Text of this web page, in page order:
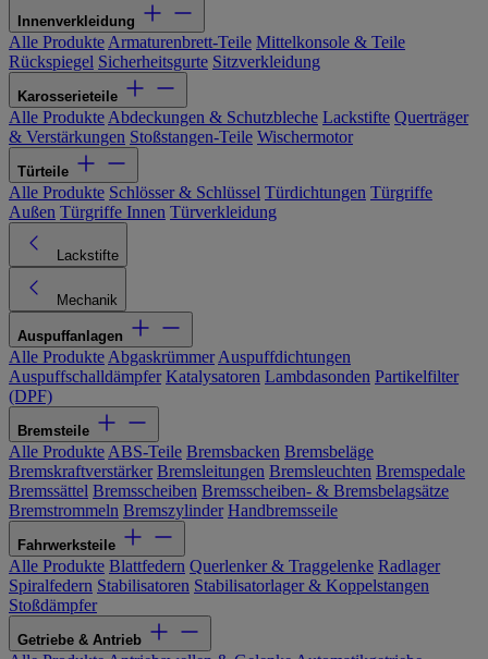
Innenverkleidung
Alle Produkte Armaturenbrett-Teile Mittelkonsole & Teile
Rückspiegel Sicherheitsgurte Sitzverkleidung
Karosserieteile
Alle Produkte Abdeckungen & Schutzbleche Lackstifte Querträger
& Verstärkungen Stoßstangen-Teile Wischermotor
Türteile
Alle Produkte Schlösser & Schlüssel Türdichtungen Türgriffe
Außen Türgriffe Innen Türverkleidung
Lackstifte
Mechanik
Auspuffanlagen
Alle Produkte Abgaskrümmer Auspuffdichtungen
Auspuffschalldämpfer Katalysatoren Lambdasonden Partikelfilter
(DPF)
Bremsteile
Alle Produkte ABS-Teile Bremsbacken Bremsbeläge
Bremskraftverstärker Bremsleitungen Bremsleuchten Bremspedale
Bremssättel Bremsscheiben Bremsscheiben- & Bremsbelagsätze
Bremstrommeln Bremszylinder Handbremsseile
Fahrwerksteile
Alle Produkte Blattfedern Querlenker & Traggelenke Radlager
Spiralfedern Stabilisatoren Stabilisatorlager & Koppelstangen
Stoßdämpfer
Getriebe & Antrieb